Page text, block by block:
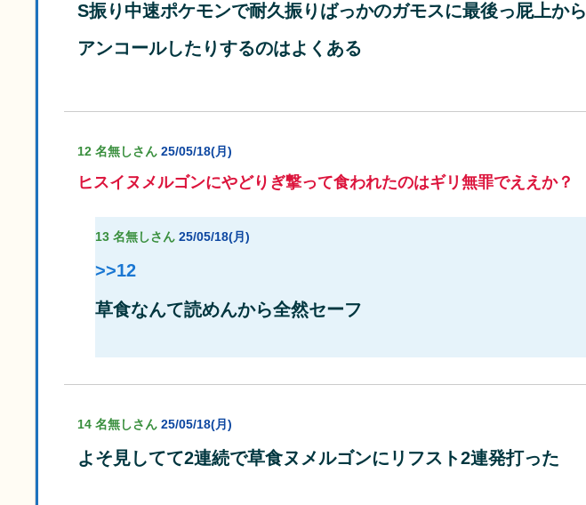
S振り中速ポケモンで耐久振りばっかのガモスに最後っ屁上か
アンコールしたりするのはよくある
12 名無しさん 25/05/18(月)
ヒスイヌメルゴンにやどりぎ撃って食われたのはギリ無罪でええか？
13 名無しさん 25/05/18(月)
>>12
草食なんて読めんから全然セーフ
14 名無しさん 25/05/18(月)
よそ見してて2連続で草食ヌメルゴンにリフスト2連発打った